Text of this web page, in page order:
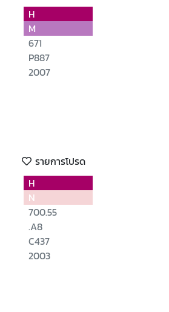
H
M
671
P887
2007
รายการโปรด
H
N
700.55
.A8
C437
2003